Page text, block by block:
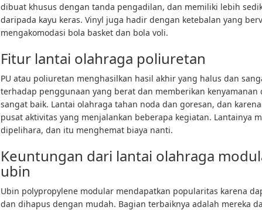
dibuat khusus dengan tanda pengadilan, dan memiliki lebih
daripada kayu keras. Vinyl juga hadir dengan ketebalan yang
mengakomodasi bola basket dan bola voli.
Fitur lantai olahraga poliuretan
PU atau poliuretan menghasilkan hasil akhir yang halus dan
terhadap penggunaan yang berat dan memberikan kenyamanan
sangat baik. Lantai olahraga tahan noda dan goresan, dan
pusat aktivitas yang menjalankan beberapa kegiatan. Lantainya
dipelihara, dan itu menghemat biaya nanti.
Keuntungan dari lantai olahraga
ubin
Ubin polypropylene modular mendapatkan popularitas karena
dan dihapus dengan mudah. Bagian terbaiknya adalah mereka